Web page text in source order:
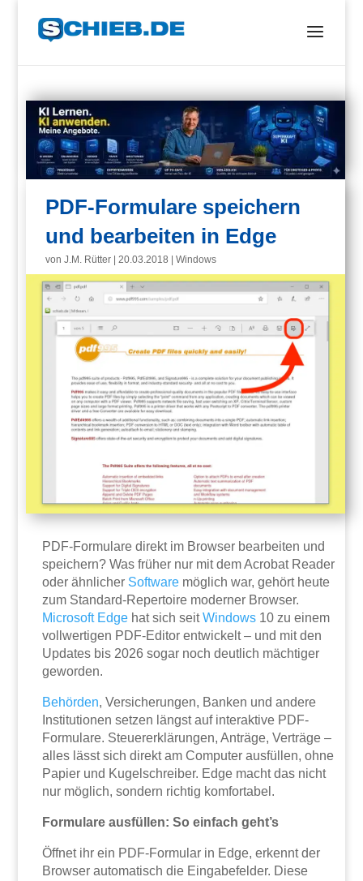
PDF-Formulare speichern
und bearbeiten in Edge
vonJ.M. Rütter |20.03.2018 |Windows
PDF-Formulare direkt im Browser bearbeiten und
speichern? Was früher nur mit dem Acrobat Reader
oder ähnlicher Software möglich war, gehört heute
zum Standard-Repertoire moderner Browser.
Microsoft Edge hat sich seitWindows 10 zu einem
vollwertigen PDF-Editor entwickelt – und mit den
Updates bis 2026 sogar noch deutlich mächtiger
geworden.
Behörden, Versicherungen, Banken und andere
Institutionen setzen längst auf interaktive PDF-
Formulare. Steuererklärungen, Anträge, Verträge –
alles lässt sich direkt am Computer ausfüllen, ohne
Papier und Kugelschreiber. Edge macht das nicht
nur möglich, sondern richtig komfortabel.
Formulare ausfüllen: So einfach geht’s
Öffnet ihr ein PDF-Formular in Edge, erkennt der
Browser automatisch die Eingabefelder. Diese